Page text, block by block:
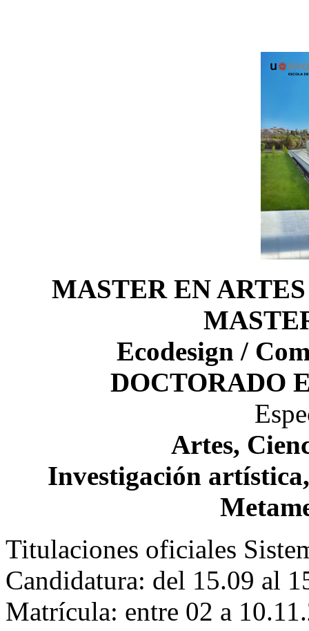
MASTER EN
Ecodesign /
DOCTORADO
Artes,
Investigación
Titulaciones oficiales
Candidatura: del 15.09 al
Matrícula: entre 02 a